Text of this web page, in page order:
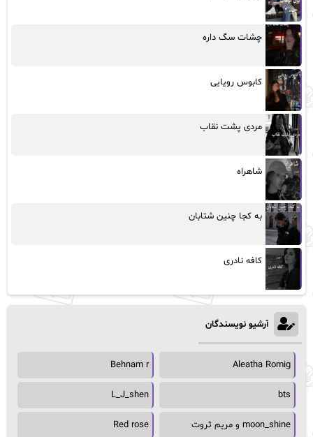
چشات سگ داره
کابوس رویایی
مردی پشت نقاب
شاهراه
به کجا چنین شتابان
کافه نادری
آرشیو نویسندگان
Aleatha Romig
Behnam r
bts
L_J_shen
moon_shine و مریم ثروت Red rose